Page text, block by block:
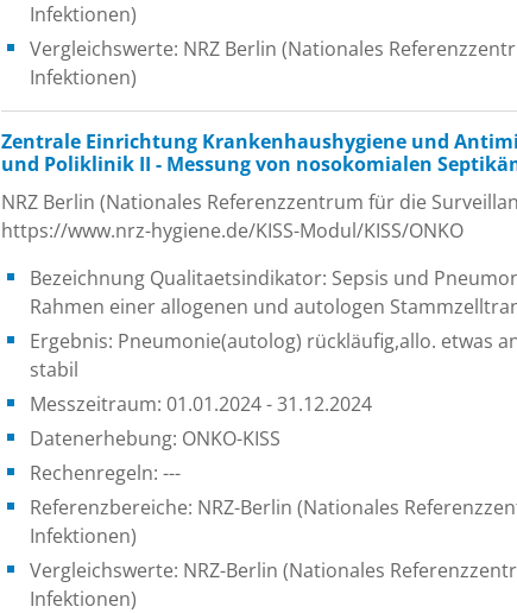
Infektionen)
Vergleichswerte: NRZ Berlin (Nationales
Infektionen)
Zentrale Einrichtung Krankenhaushygiene und
und Poliklinik II - Messung von nosokomialen
NRZ Berlin (Nationales Referenzzentrum für die
https://www.nrz-hygiene.de/KISS-Modul/KISS/ONKO
Bezeichnung Qualitaetsindikator: Sepsis und
Rahmen einer allogenen und autologen
Ergebnis: Pneumonie(autolog) rückläufig,allo. etwas
stabil
Messzeitraum: 01.01.2024 - 31.12.2024
Datenerhebung: ONKO-KISS
Rechenregeln: ---
Referenzbereiche: NRZ-Berlin (Nationales
Infektionen)
Vergleichswerte: NRZ-Berlin (Nationales
Infektionen)